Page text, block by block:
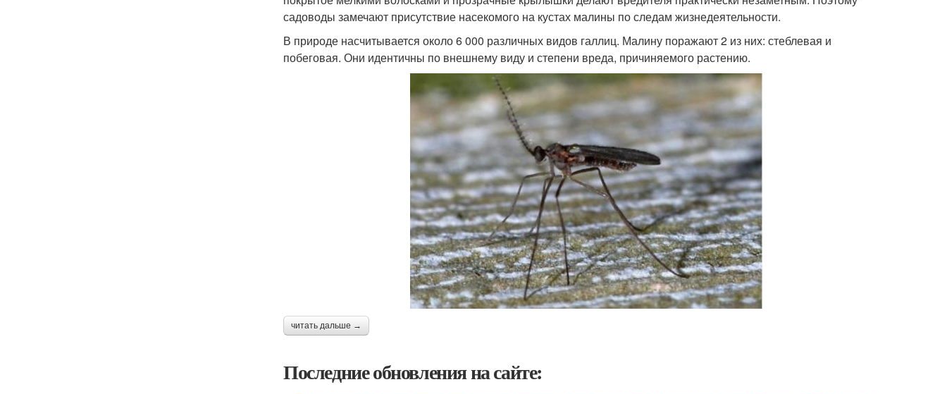
садоводы замечают присутствие насекомого на кустах малины по следам жизнедеятельности.
В природе насчитывается около 6 000 различных видов галлиц. Малину поражают 2 из них: стеблевая и
побеговая. Они идентичны по внешнему виду и степени вреда, причиняемого растению.
читать дальше →
Последние обновления на сайте: